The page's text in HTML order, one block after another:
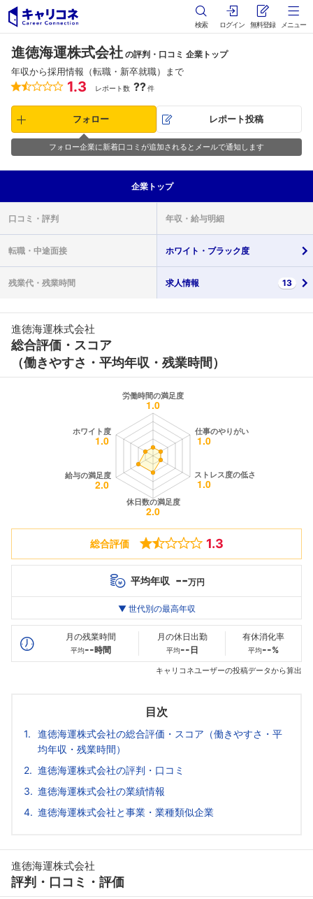
検索 ログイン 無料登録 メニュー
進徳海運株式会社 の評判・口コミ 企業トップ
年収から採用情報（転職・新卒就職）まで
1.3 レポート数 ??件
フォロー レポート投稿
フォロー企業に新着口コミが追加されるとメールで通知します
企業 トップ
口コミ・ 評判 年収・ 給与明細
転職・ 中途面接 ホワイト・ ブラック度
残業代・ 残業時間 求人情報 13
進徳海運株式会社
総合評価・スコア
（働きやすさ・平均年収・残業時間）
総合評価 1.3
平均年収 --万円
最高年収
20代
--万
30代
--万
--万
▼ 世代別の最高年収
月の残業時間
平均--時間
月の休日出勤
平均-- 日
有休消化率
平均--%
キャリコネユーザーの投稿データから算出
目次
進徳海運株式会社の総合評価・スコア（働きやすさ・平
均年収・残業時間）
進徳海運株式会社の評判・口コミ
進徳海運株式会社の業績情報
進徳海運株式会社と事業・業種類似企業
進徳海運株式会社
評判・口コミ・評価